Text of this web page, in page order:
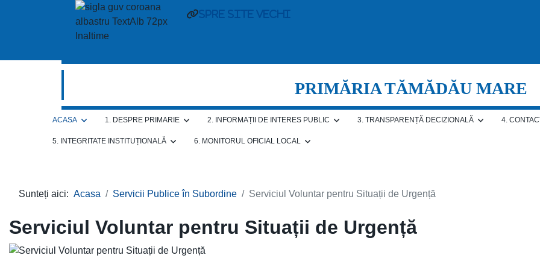
spre site vechi
PRIMĂRIA TĂMĂDĂU MARE
ACASA 1. DESPRE PRIMARIE 2. INFORMAȚII DE INTERES PUBLIC 3. TRANSPARENȚĂ DECIZIONALĂ 4.
5. INTEGRITATE INSTITUȚIONALĂ 6. MONITORUL OFICIAL LOCAL
Sunteți aici: Acasa Servicii Publice în Subordine Serviciul Voluntar pentru Situații de Urgență
Serviciul Voluntar pentru Situații de Urgență